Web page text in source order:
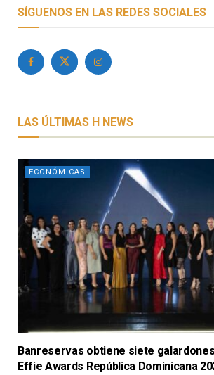
SÍGUENOS EN LAS REDES SOCIALES
LAS ÚLTIMAS H NEWS
ECONÓMICAS
Banreservas obtiene siete
Effie Awards República Dominicana